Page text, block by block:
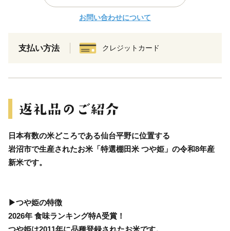
お問い合わせについて
支払い方法 クレジットカード
日本有数の米どころである仙台平野に位置する
岩沼市で生産されたお米「特選棚田米 つや姫」の令和8年産
新米です。
▶つや姫の特徴
2026年 食味ランキング特A受賞！
つや姫は2011年に品種登録されたお米です。